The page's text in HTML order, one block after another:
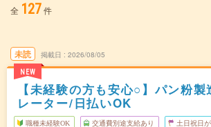
全 127件
未読
NEW
掲載日 2026/08/05
【未経験の方も安心○】パン粉
レーター/日払いOK
職種未経験OK 交通費別途支給あり 土日祝日